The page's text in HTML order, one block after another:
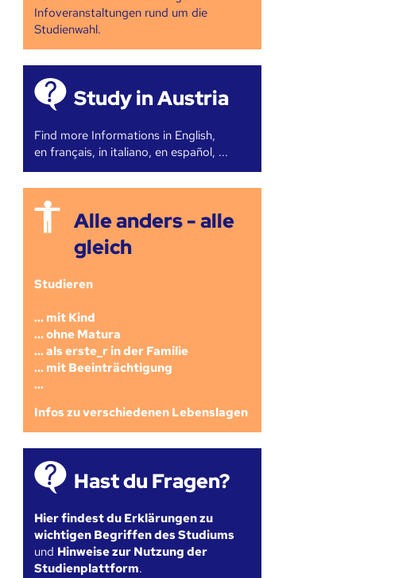
Infoveranstaltungen rund um die
Studienwahl.
Study in Austria
Find more Informations in English,
en français, in italiano, en español, ...
Alle anders - alle
gleich
Studieren
... mit Kind
... ohne Matura
... als erste_r in der Familie
... mit Beeinträchtigung
...
Infos zu verschiedenen Lebenslagen
Hast du Fragen?
Hier findest du Erklärungen zu
wichtigen Begriffen des Studiums
und Hinweise zur Nutzung der
Studienplattform.